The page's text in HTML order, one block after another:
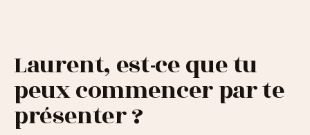
Laurent, est-ce que tu
peux commencer par te
présenter ?